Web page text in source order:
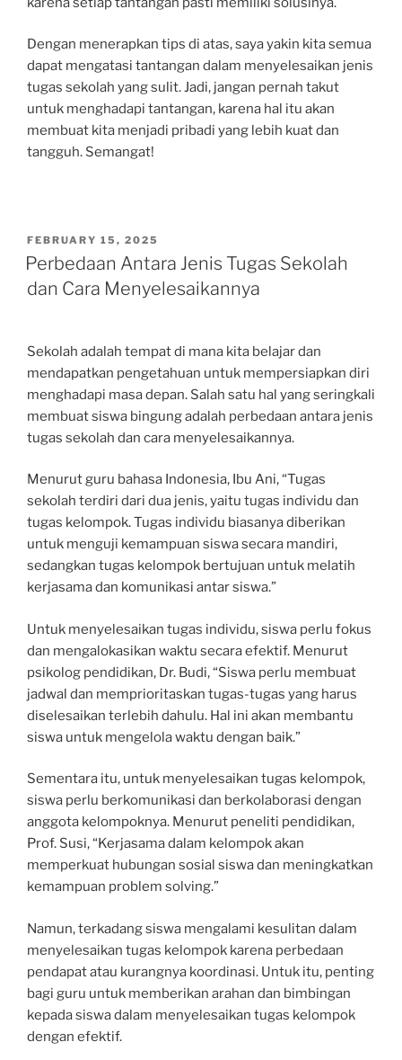
Dengan menerapkan tips di atas, saya yakin kita semua
dapat mengatasi tantangan dalam menyelesaikan jenis
tugas sekolah yang sulit. Jadi, jangan pernah takut
untuk menghadapi tantangan, karena hal itu akan
membuat kita menjadi pribadi yang lebih kuat dan
tangguh. Semangat!
POSTED
ON
FEBRUARY 15, 2025
Perbedaan Antara Jenis Tugas Sekolah
dan Cara Menyelesaikannya
Sekolah adalah tempat di mana kita belajar dan
mendapatkan pengetahuan untuk mempersiapkan diri
menghadapi masa depan. Salah satu hal yang seringkali
membuat siswa bingung adalah perbedaan antara jenis
tugas sekolah dan cara menyelesaikannya.
Menurut guru bahasa Indonesia, Ibu Ani, “Tugas
sekolah terdiri dari dua jenis, yaitu tugas individu dan
tugas kelompok. Tugas individu biasanya diberikan
untuk menguji kemampuan siswa secara mandiri,
sedangkan tugas kelompok bertujuan untuk melatih
kerjasama dan komunikasi antar siswa.”
Untuk menyelesaikan tugas individu, siswa perlu fokus
dan mengalokasikan waktu secara efektif. Menurut
psikolog pendidikan, Dr. Budi, “Siswa perlu membuat
jadwal dan memprioritaskan tugas-tugas yang harus
diselesaikan terlebih dahulu. Hal ini akan membantu
siswa untuk mengelola waktu dengan baik.”
Sementara itu, untuk menyelesaikan tugas kelompok,
siswa perlu berkomunikasi dan berkolaborasi dengan
anggota kelompoknya. Menurut peneliti pendidikan,
Prof. Susi, “Kerjasama dalam kelompok akan
memperkuat hubungan sosial siswa dan meningkatkan
kemampuan problem solving.”
Namun, terkadang siswa mengalami kesulitan dalam
menyelesaikan tugas kelompok karena perbedaan
pendapat atau kurangnya koordinasi. Untuk itu, penting
bagi guru untuk memberikan arahan dan bimbingan
kepada siswa dalam menyelesaikan tugas kelompok
dengan efektif.